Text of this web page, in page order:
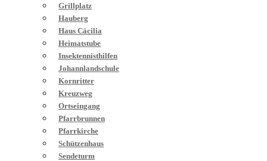
Grillplatz
Hauberg
Haus Cäcilia
Heimatstube
Insektennisthilfen
Johannlandschule
Kornritter
Kreuzweg
Ortseingang
Pfarrbrunnen
Pfarrkirche
Schützenhaus
Sendeturm